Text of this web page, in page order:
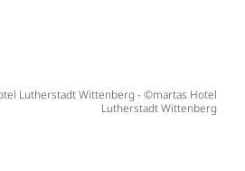
Lutherstadt Wittenberg - ©martas Hotel
Lutherstadt Wittenberg